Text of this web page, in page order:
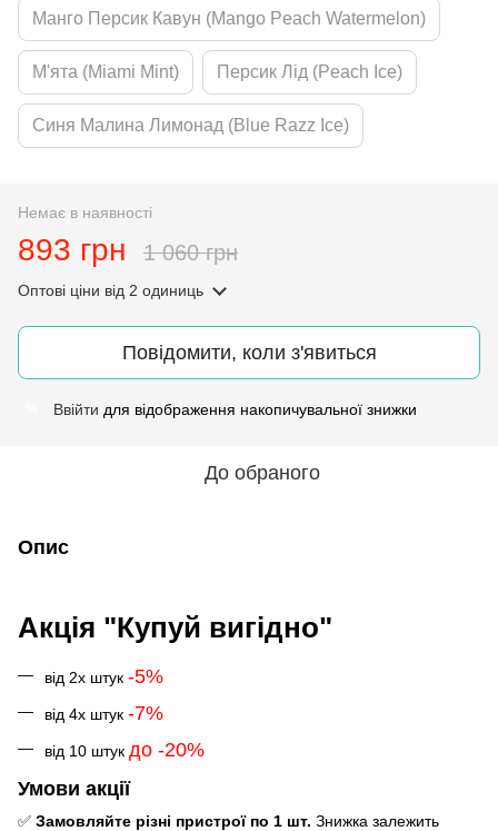
Манго Персик Кавун (Mango Peach Watermelon)
М'ята (Miami Mint) Персик Лід (Peach Ice)
Синя Малина Лимонад (Blue Razz Ice)
Немає в наявності
893 грн 1 060 грн
Оптові ціни від 2 одиниць
Повідомити, коли з'явиться
Ввійти для відображення накопичувальної знижки
До обраного
Опис
Акція "Купуй вигідно"
від 2х штук -5%
від 4х штук -7%
від 10 штук до -20%
Умови акції
✅ Замовляйте різні пристрої по 1 шт. Знижка залежить